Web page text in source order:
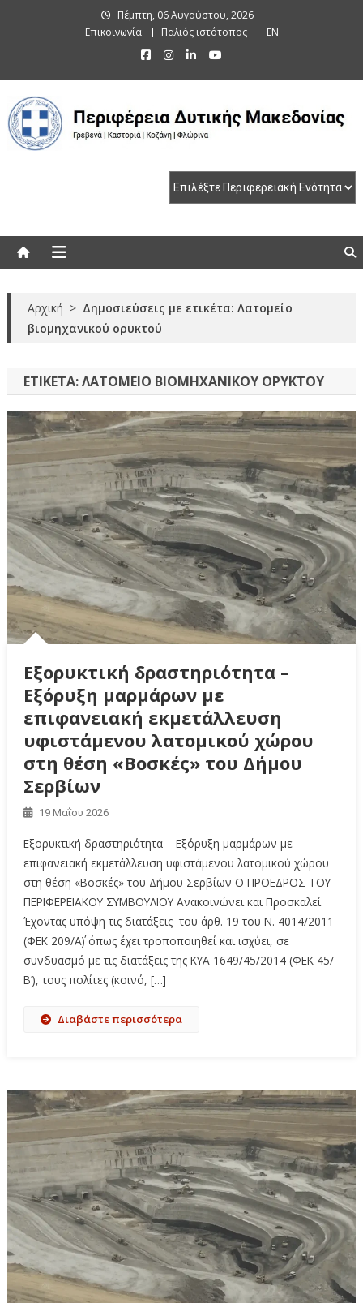
Πέμπτη, 06 Αυγούστου, 2026
Επικοινωνία
Παλιός ιστότοπος EN
Αρχική > Δημοσιεύσεις με ετικέτα: Λατομείο
βιομηχανικού ορυκτού
ΕΤΙΚΈΤΑ:ΛΑΤΟΜΕΊΟ ΒΙΟΜΗΧΑΝΙΚΟΎ ΟΡΥΚΤΟΎ
Εξορυκτική δραστηριότητα –
Εξόρυξη μαρμάρων με
επιφανειακή εκμετάλλευση
υφιστάμενου λατομικού χώρου
στη θέση «Βοσκές» του Δήμου
Σερβίων
19 Μαΐου 2026
Εξορυκτική δραστηριότητα – Εξόρυξη μαρμάρων με
επιφανειακή εκμετάλλευση υφιστάμενου λατομικού χώρου
στη θέση «Βοσκές» του Δήμου Σερβίων Ο ΠΡΟΕΔΡΟΣ ΤΟΥ
ΠΕΡΙΦΕΡΕΙΑΚΟΥ ΣΥΜΒΟΥΛΙΟΥ Ανακοινώνει και Προσκαλεί
Έχοντας υπόψη τις διατάξεις του άρθ. 19 του Ν. 4014/2011
(ΦΕΚ 209/Α΄) όπως έχει τροποποιηθεί και ισχύει, σε
συνδυασμό με τις διατάξεις της ΚΥΑ 1649/45/2014 (ΦΕΚ 45/
Β’), τους πολίτες (κοινό, […]
Διαβάστε περισσότερα